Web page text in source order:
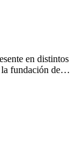
en distintos
la fundación de…